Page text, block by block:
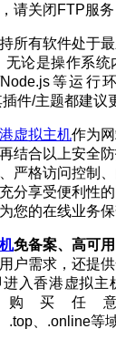
请关闭FTP服务
所有软件处于
无论是操作系
等运行
件/主题都建议
虚拟主机作为
结合以上安全
严格访问控制
享受便利性的
您的在线业务保
免备案、高可用
户需求，还提
入香港虚拟主
买任
.top、.online等